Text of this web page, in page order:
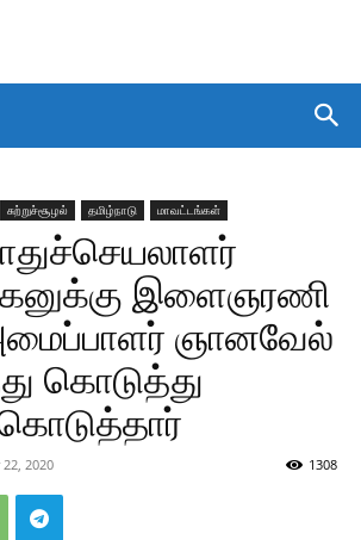
சுற்றுச்சூழல் தமிழ்நாடு மாவட்டங்கள்
இளைஞரணி
ஞானவேல்
கொடுத்து
2020 1308